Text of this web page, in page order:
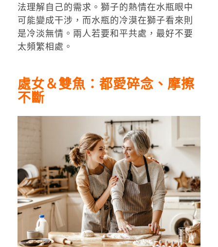
法理解自己的需求。獅子的熱情在水瓶眼中
可能變成干涉，而水瓶的冷漠在獅子看來則
是冷淡無情。兩人若要和平共處，最好不要
太頻繁相處。
處女＆雙魚：都愛碎念、摩擦
不斷